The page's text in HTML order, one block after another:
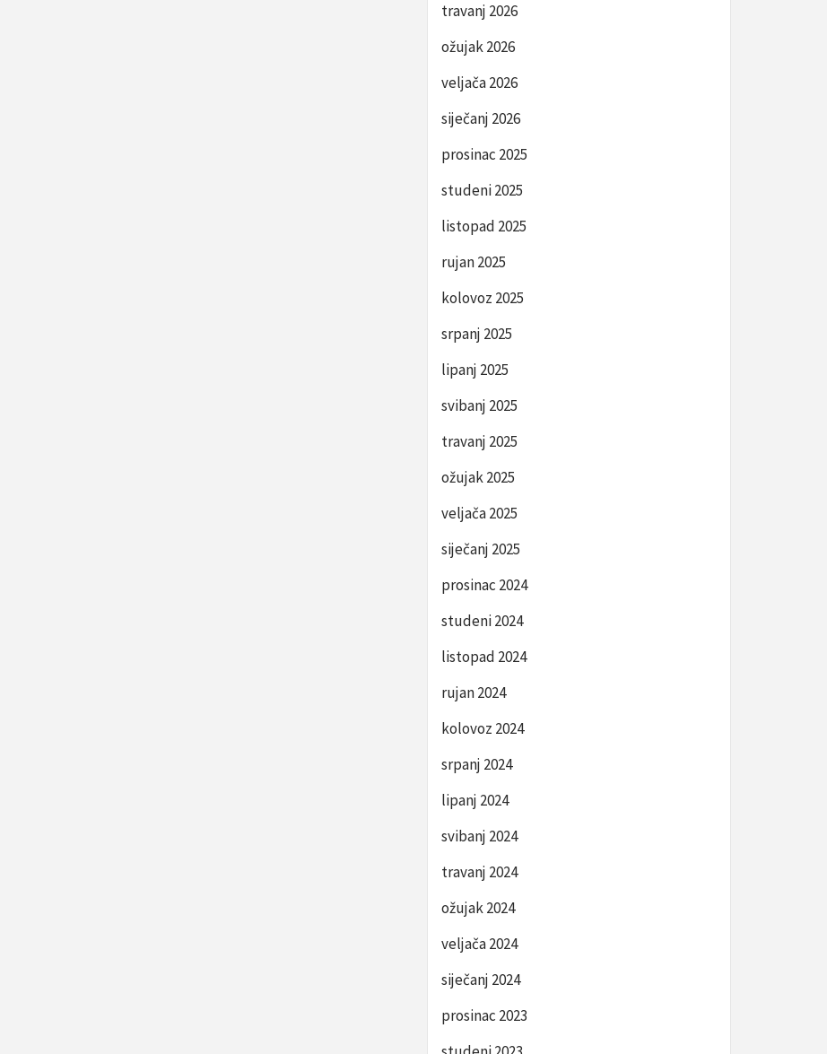
travanj 2026
ožujak 2026
veljača 2026
siječanj 2026
prosinac 2025
studeni 2025
listopad 2025
rujan 2025
kolovoz 2025
srpanj 2025
lipanj 2025
svibanj 2025
travanj 2025
ožujak 2025
veljača 2025
siječanj 2025
prosinac 2024
studeni 2024
listopad 2024
rujan 2024
kolovoz 2024
srpanj 2024
lipanj 2024
svibanj 2024
travanj 2024
ožujak 2024
veljača 2024
siječanj 2024
prosinac 2023